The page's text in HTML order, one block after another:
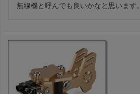
無線機と呼んでも良いかなと思います。